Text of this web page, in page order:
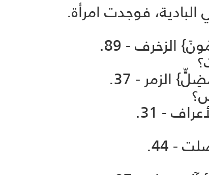
فوجدت امرأة.
- 89.
الزمر - 37.
- 31.
- 44.